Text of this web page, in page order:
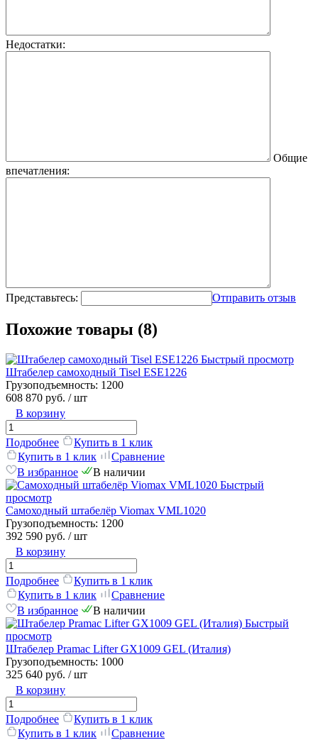
Недостатки:
Общие
впечатления:
Представьтесь: Отправить отзыв
Похожие товары (8)
Быстрый просмотр
Штабелер самоходный Tisel ESE1226
Грузоподъемность: 1200
608 870 руб. / шт
В корзину
Подробнее
Купить в 1 клик
Купить в 1 клик
Сравнение
В избранное
В наличии
Быстрый
просмотр
Самоходный штабелёр Viomax VML1020
Грузоподъемность: 1200
392 590 руб. / шт
В корзину
Подробнее
Купить в 1 клик
Купить в 1 клик
Сравнение
В избранное
В наличии
Быстрый
просмотр
Штабелер Pramac Lifter GX1009 GEL (Италия)
Грузоподъемность: 1000
325 640 руб. / шт
В корзину
Подробнее
Купить в 1 клик
Купить в 1 клик
Сравнение